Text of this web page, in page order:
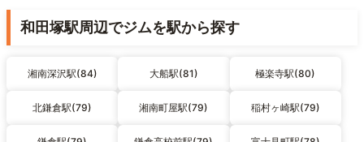
和田塚駅周辺でジムを駅から探す
湘南深沢駅(84) 大船駅(81) 極楽寺駅(80)
北鎌倉駅(79) 湘南町屋駅(79) 稲村ヶ崎駅(79)